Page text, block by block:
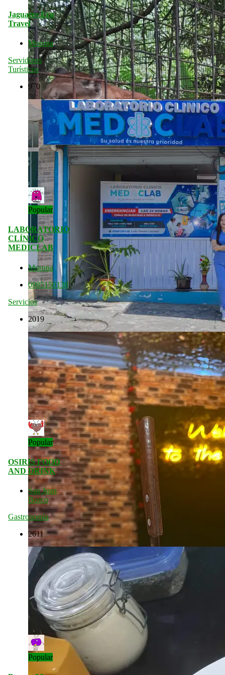
Jaguares Eco
Travel
Morona
Servidores
Turísticos
970
Popular
LABORATORIO
CLÍNICO
MEDICLAB
Morona
0985150138
Servicios
2019
Popular
OSIRIS FOOD
AND DRINK
San Juan
Bosco
Gastronomía
2611
Popular